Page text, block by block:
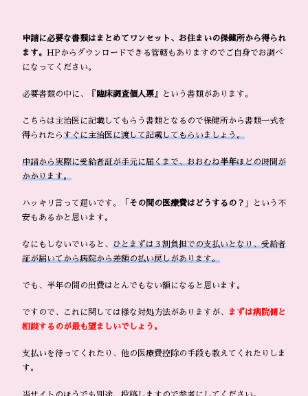
申請に必要な書類はまとめてワンセット、お住まいの保健所から得られ
ます。
HPからダウンロードできる管轄もありますのでご自身でお調べ
になってください。
必要書類の中に、『 臨床調査個人票』という書類があります。
こちらは主治医に記載してもらう書類となるので保健所から書類一式を
得られたらすぐに主治医に渡して記載してもらいましょう。
申請から実際に受給者証が手元に届くまで、おおむね半年ほどの時間が
かかります。
ハッキリ言って遅いです。「 その間の医療費はどうするの？ 」という不
安もあるかと思います。
なにもしないでいると、 ひとまずは３割負担での支払いとなり、受給者
証が届いてから病院から差額の払い戻しがあります。
でも、半年の間の出費はとんでもない額になると思います。
ですので、これに関しては様な対処方法がありますが、
まずは病院側と
相談するのが最も望ましいでしょう。
支払いを待ってくれたり、他の医療費控除の手段も教えてくれたりしま
す。